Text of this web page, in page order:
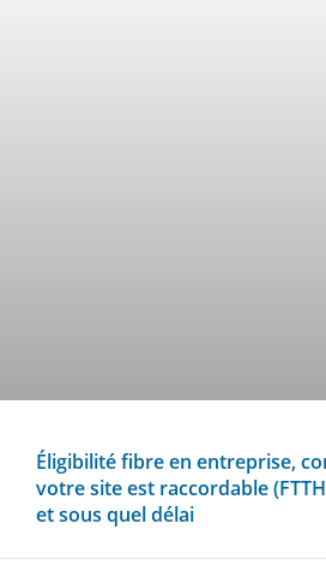
Éligibilité fibre en entreprise,
votre site est raccordable
et sous quel délai